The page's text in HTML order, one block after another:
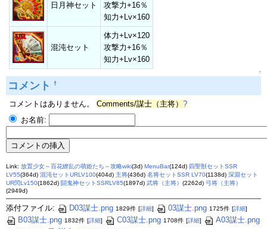
日月神セット
攻撃力+16％
知力+Lv×160
混沌セット
体力+Lv×120
攻撃力+16％
知力+Lv×160
↑
コメント †
コメントはありません。 Comments/謀士（主将） ?
お名前:
Link: 放置少女～百花繚乱の萌姫たち～攻略wiki(3d) MenuBar(124d) 四聖獣セットSSR
LV55(364d) 混沌セットURLV100(404d) 主将(436d) 名将セットSSR LV70(1138d) 深淵セット
UR閃Lv150(1862d) 闘鬼神セットSSRLV85(1897d) 武将（主将） (2262d) 弓将（主将）
(2949d)
添付ファイル: D03謀士.png 1829件 [詳細] 03謀士.png 1725件 [詳細]
B03謀士.png 1832件 [詳細] C03謀士.png 1708件 [詳細] A03謀士.png